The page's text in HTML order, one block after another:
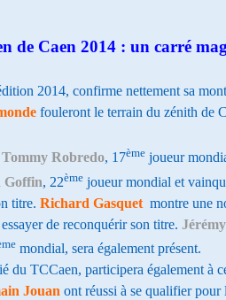
de Caen 2014 : un carré
2014, confirme nettement sa
fouleront le terrain du zénith de
Tommy Robredo, 17ème joueur
Goffin, 22ème joueur mondial et
titre. Richard Gasquet montre une
de reconquérir son titre.
mondial, sera également présent.
du TCCaen, participera également à
Jouan ont réussi à se qualifier